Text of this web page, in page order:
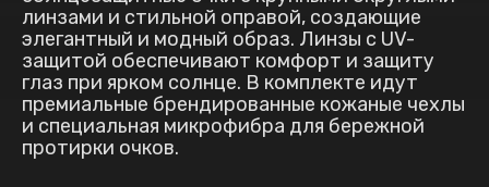
линзами и стильной оправой, создающие
элегантный и модный образ. Линзы с UV-
защитой обеспечивают комфорт и защиту
глаз при ярком солнце. В комплекте идут
премиальные брендированные кожаные чехлы
и специальная микрофибра для бережной
протирки очков.